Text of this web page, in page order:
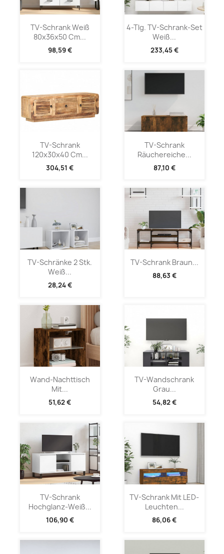
TV-Schrank Weiß
80x36x50 Cm...
98,59 €
4-Tlg. TV-Schrank-Set
Weiß...
233,45 €
TV-Schrank
120x30x40 Cm...
304,51 €
TV-Schrank
Räuchereiche...
87,10 €
TV-Schränke 2 Stk.
Weiß...
28,24 €
TV-Schrank Braun...
88,63 €
Wand-Nachttisch
Mit...
51,62 €
TV-Wandschrank
Grau...
54,82 €
TV-Schrank
Hochglanz-Weiß...
106,90 €
TV-Schrank Mit LED-
Leuchten...
86,06 €